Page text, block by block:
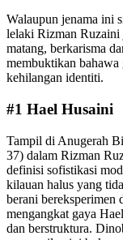
Walaupun jenama ini
lelaki Rizman Ruzaini
matang, berkarisma
membuktikan bahawa
kehilangan identiti.
#1 Hael Husaini
Tampil di Anugerah
37) dalam Rizman
definisi sofistikasi
kilauan halus yang
berani bereksperimen
mengangkat gaya
dan berstruktura.